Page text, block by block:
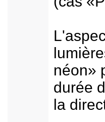
néon»
durée
la